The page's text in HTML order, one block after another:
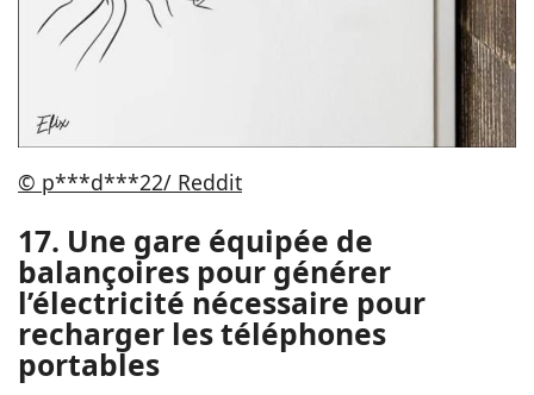
© p***d***22/ Reddit
17. Une gare équipée de
balançoires pour générer
l’électricité nécessaire pour
recharger les téléphones
portables